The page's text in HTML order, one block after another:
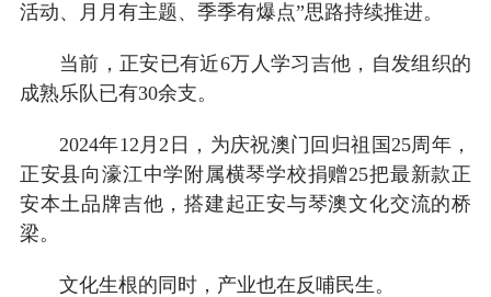
活动、月月有主题、季季有爆点”思路持续推进。
当前，正安已有近6万人学习吉他，自发组织的
成熟乐队已有30余支。
2024年12月2日，为庆祝澳门回归祖国25周年，
正安县向濠江中学附属横琴学校捐赠25把最新款正
安本土品牌吉他，搭建起正安与琴澳文化交流的桥
梁。
文化生根的同时，产业也在反哺民生。